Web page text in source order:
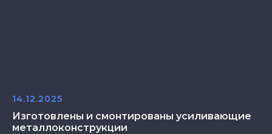
14.12.2025
Изготовлены и смонтированы усиливающие
металлоконструкции